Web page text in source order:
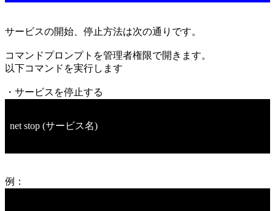
サービスの開始、停止方法は次の通りです。
コマンドプロンプトを管理者権限で開きます。
以下コマンドを実行します
・サービスを停止する
net stop (サービス名)
例：